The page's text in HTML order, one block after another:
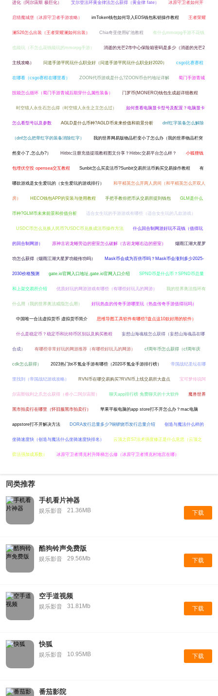
进化（阿尔宙斯 极巨化） 艾尔登法环黄金律法怎么获得（黄金律 fate） 冰原守卫者如何开
启猎魔城堡（冰原守卫者手游攻略） imToken钱包如何导入EOS钱包私钥操作教程 王者荣耀
澜S26怎么出装（王者荣耀澜如何出装） Chia奇亚使用矿池教程 有什么mmorpg手游不花钱
也能玩（不怎么花钱能玩的mmorpg手游） 消逝的光芒2市中心保险箱密码是多少（消逝的光芒2
主线攻略） 问道手游平民玩什么职业好（问道手游平民玩什么职业好2020） csgo比赛赛程
在哪看（csgo赛程在哪里看） ZOON代币游戏是什么?ZOON币合约地址详解 蜀门手游青城
技能怎么循环（蜀门手游青城后期穿什么属性装备） 门罗币(MONERO)钱包生成超详细教程
时空猎人永生石怎么得（时空猎人永生之主怎么过） 如何查看电脑显卡型号及配置？电脑显卡
怎么看型号以及参数 AGLD是什么币种?AGLD币未来价值和前景分析 dnf红字装备怎么解除
（dnf怎么把带红字的装备消除红字） 我的世界网易版物品栏变小了怎么办（我的世界物品栏突
然变小了,怎么办?） Hitbtc注册充值提现教程图文分享？Hitbtc交易平台怎么样？ 小狐狸钱
包埋伏空投 opensea交互教程 Sunbit怎么买卖法币?Sunbit交易所法币购买交易操作教程 有
哪款游戏是女生爱玩的（女生爱玩的游戏排行） 和平精英怎么开两人房间（和平精英怎么开双人
房） HECO钱包APP的安装与使用教程 手把手教你把币从交易所提到钱包 GLM是什么
币种?GLM币未来前景和价值分析 适合女生玩的手游游戏有哪些（适合女生玩的几款游戏）
USDC币怎么兑换人民币?USDC币兑换成法币操作方法 什么回合制网游好玩不花钱（值得玩
的回合制网游） 原神古岩龙蜥旁边的密室怎么破解（古岩龙蜥右边的密室） 烟雨江湖大星罗
功怎么获得（烟雨江湖大星罗功能传功吗） Mask币会成为百倍币吗？Mask币会涨到多少2025-
2030价格预测 gate.io官网入口地址,gate.io官网入口介绍 SPND币是什么币？SPND币总量
和上架交易所介绍 优质好玩的网游游戏有哪些（有哪些好玩儿的网游） 我的世界奥法指环有
什么用（我的世界奥法戒指怎么用） 好玩热血的传奇手游哪里玩（热血传奇手游值得玩吗）
中国唯一合法虚拟货币 虚拟货币简介 思维导图工具软件有哪些?盘点这10款好用的软件）
什么是稳定币？稳定币和比特币区别以及购买教程 妄想山海魂核怎么获得（妄想山海魂晶在哪
合成） 有哪些非常好玩的网游推荐（有哪些好玩儿的网游） cf周年币怎么获得（cf周年庆
cdk怎么获得） 2023热门bt不氪金手游有哪些（2020不氪金手游排行榜） 帝国战纪圣坛在哪
里找到（帝国战纪游戏攻略） RVN币在哪交易购买?RVN币上线交易所大盘点 宝可梦传说阿
尔宙斯锐利之爪怎么获得（睿小二阿尔宙斯） 聊天app排行榜 免费聊天的十大软件 魔兽世界
黑市拍卖行在哪里（怀旧服黑市拍卖行） 苹果平板电脑的app store打不开怎么办？mac电脑
appstore打不开解决方法 DORA发行总量多少?铜锣烧币发行总量介绍 创造与魔法什么样的
坐骑速度快（创造与魔法什么坐骑速度快排名） 云顶之弈S7法术强度修正是什么意思（云顶之
弈法强加成系数） 冰原守卫者博克村升降梯怎么修（冰原守卫者博克村地宫在哪）
同类推荐
手机看片神器
娱乐影音 21.36MB 下载
酷狗铃声免费版
娱乐影音 29.56Mb 下载
空手道视频
娱乐影音 31.81Mb 下载
快狐
娱乐影音 10.95MB 下载
番茄影院